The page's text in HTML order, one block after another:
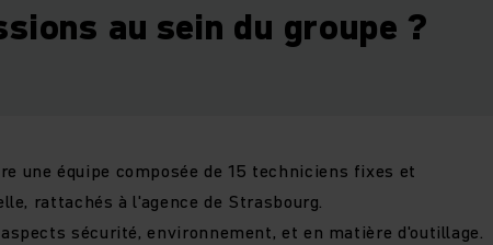
au sein du groupe ?
une équipe composée de 15 techniciens fixes et
rattachés à l'agence de Strasbourg.
sécurité, environnement, et en matière d'outillage.